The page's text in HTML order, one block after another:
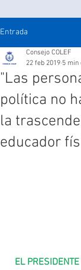
Entrada
"Las
política no
la
educador
Consejo COLEF
22 feb 2019 5 min
EL